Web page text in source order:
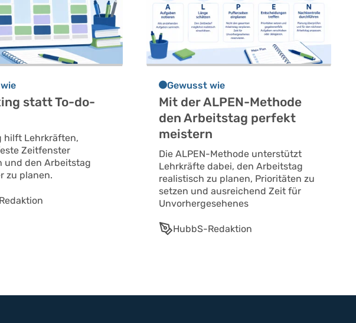
statt To-do-
hilft Lehrkräften,
Zeitfenster
und den Arbeitstag
zu planen.
Gewusst wie
Mit der ALPEN-Methode
den Arbeitstag perfekt
meistern
Die ALPEN-Methode unterstützt
Lehrkräfte dabei, den Arbeitstag
realistisch zu planen, Prioritäten zu
setzen und ausreichend Zeit für
Unvorhergesehenes
HubbS-Redaktion